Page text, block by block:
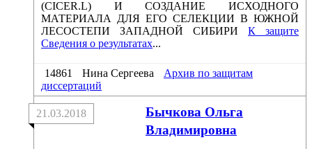
(CICER.L) И СОЗДАНИЕ ИСХОДНОГО
МАТЕРИАЛА ДЛЯ ЕГО СЕЛЕКЦИИ В ЮЖНОЙ
ЛЕСОСТЕПИ ЗАПАДНОЙ СИБИРИ К защите
Сведения о результатах...
14861 Нина Сергеева
Архив по защитам
диссертаций
Бычкова Ольга
Владимировна
21.03.2018